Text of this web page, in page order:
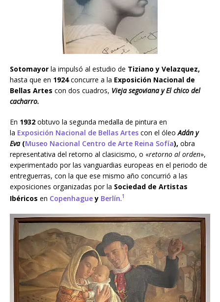
Sotomayor la impulsó al estudio de Tiziano y Velazquez,
hasta que en 1924concurre a la Exposición Nacional de
Bellas Artes con dos cuadros, Vieja segoviana y El chico del
cacharro.
En 1932 obtuvo la segunda medalla de pintura en
la Exposición Nacional de Bellas Artes con el óleoAdán y
Eva(Museo Nacional Centro de Arte Reina Sofía), obra
representativa del retorno al clasicismo, o «retorno al orden»,
experimentado por las vanguardias europeas en el periodo de
entreguerras, con la que ese mismo año concurrió a las
exposiciones organizadas por la Sociedad de Artistas
Ibéricos en Copenhaguey Berlín.1